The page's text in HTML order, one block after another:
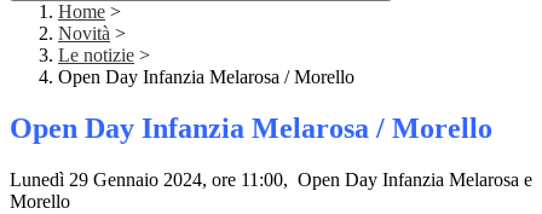
Home >
Novità >
Le notizie >
Open Day Infanzia Melarosa / Morello
Open Day Infanzia Melarosa / Morello
Lunedì 29 Gennaio 2024, ore 11:00, Open Day Infanzia Melarosa e
Morello